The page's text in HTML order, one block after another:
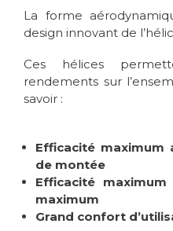
La forme
design innovant de
Ces hélices
rendements sur
savoir :
Efficacité
de montée
Efficacité
maximum
Grand confort